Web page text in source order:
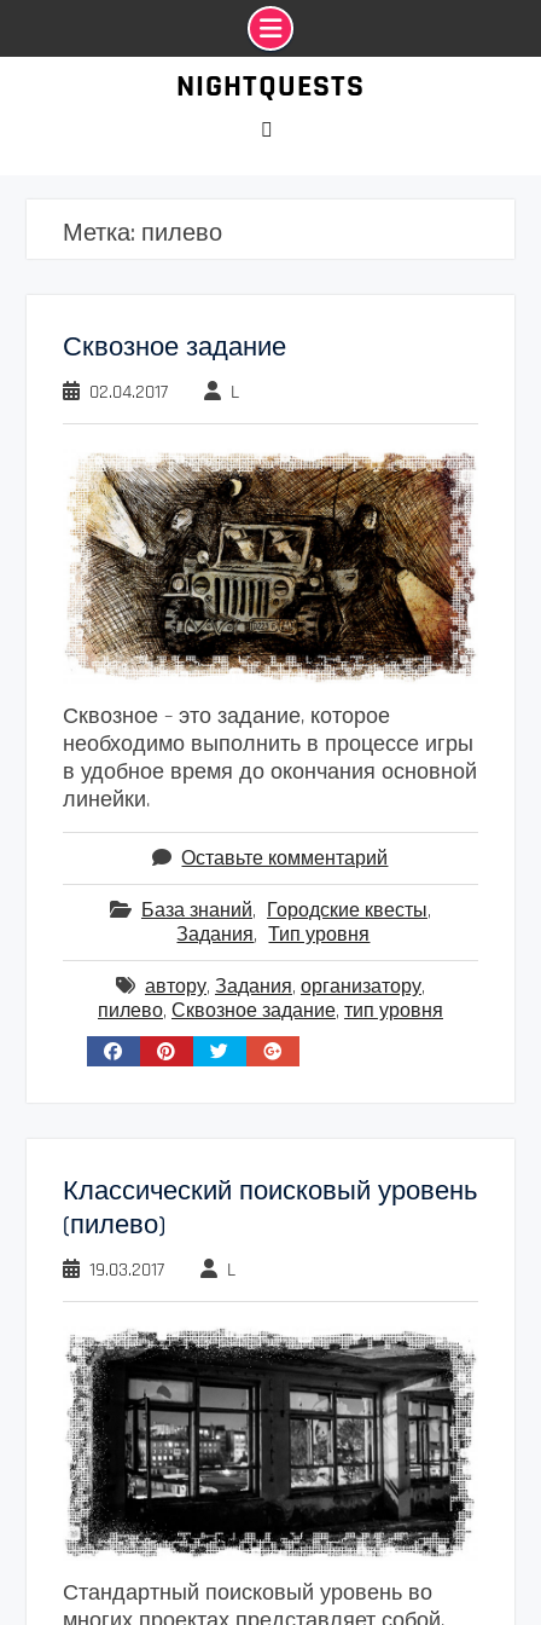
NIGHTQUESTS
Метка: пилево
Сквозное задание
02.04.2017 L
Сквозное – это задание, которое
необходимо выполнить в процессе игры
в удобное время до окончания основной
линейки.
Оставьте комментарий
База знаний, Городские квесты,
Задания, Тип уровня
автору, Задания, организатору,
пилево, Сквозное задание, тип уровня
Классический поисковый уровень
(пилево)
19.03.2017 L
Стандартный поисковый уровень во